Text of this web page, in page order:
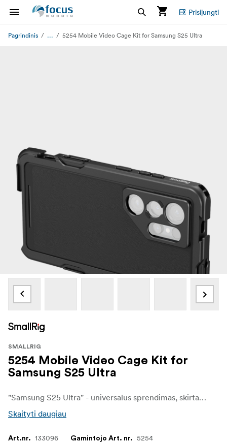
Prisijungti
Pagrindinis ... 5254 Mobile Video Cage Kit for Samsung S25 Ultra
SMALLRIG
5254 Mobile Video Cage Kit for
Samsung S25 Ultra
"Samsung S25 Ultra" - universalus sprendimas, skirtas profesionaliam filmavimui, tiesioginei transliacijai ir trumpametražių filmų kūrimui. Rinkinį sudaro apsauginis telefono dėklas, vaizdo kameros narvelis, speciali T tvirtinimo plokštė, 17 mm objektyvo plokštė ir magnetinio filtro plokštė.
Skaityti daugiau
Art.nr. 133096 Gamintojo Art. nr. 5254